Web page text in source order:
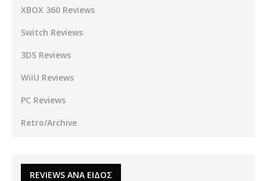
XBOX 360 Reviews
Switch Reviews
3DS Reviews
WiiU Reviews
PC Reviews
Retro/Archive
REVIEWS ΑΝΑ ΕΙΔΟΣ